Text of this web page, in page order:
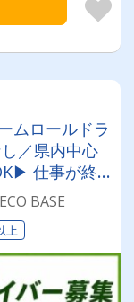
ムロールドラ
／県内中心
仕事が終
算賞与6期連
BASE
上